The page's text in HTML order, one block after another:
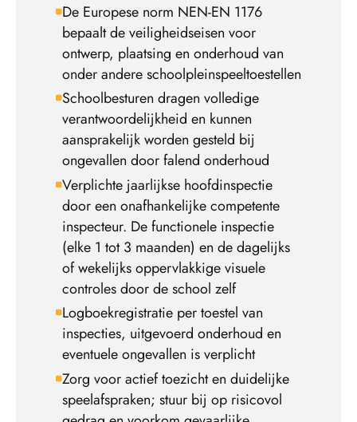
De Europese norm NEN-EN 1176
bepaalt de veiligheidseisen voor
ontwerp, plaatsing en onderhoud van
onder andere schoolpleinspeeltoestellen
Schoolbesturen dragen volledige
verantwoordelijkheid en kunnen
aansprakelijk worden gesteld bij
ongevallen door falend onderhoud
Verplichte jaarlijkse hoofdinspectie
door een onafhankelijke competente
inspecteur. De functionele inspectie
(elke 1 tot 3 maanden) en de dagelijks
of wekelijks oppervlakkige visuele
controles door de school zelf
Logboekregistratie per toestel van
inspecties, uitgevoerd onderhoud en
eventuele ongevallen is verplicht
Zorg voor actief toezicht en duidelijke
speelafspraken; stuur bij op risicovol